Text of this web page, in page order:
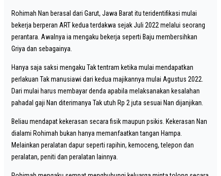
Rohimah Nan berasal dari Garut, Jawa Barat itu teridentifikasi mulai
bekerja berperan ART kedua terdakwa sejak Juli 2022 melalui seorang
perantara. Awalnya ia mengaku bekerja seperti Baju membersihkan
Griya dan sebagainya.
Hanya saja saksi mengaku Tak tentram ketika mulai mendapatkan
perlakuan Tak manusiawi dari kedua majikannya mulai Agustus 2022.
Dari mulai harus membayar denda apabila melaksanakan kesalahan
pahadal gaji Nan diterimanya Tak utuh Rp 2 juta sesuai Nan dijanjikan.
Beliau mendapat kekerasan secara fisik maupun psikis. Kekerasan Nan
dialami Rohimah bukan hanya memanfaatkan tangan Hampa.
Melainkan peralatan dapur seperti rapihin, kemoceng, telepon dan
peralatan, peniti dan peralatan lainnya.